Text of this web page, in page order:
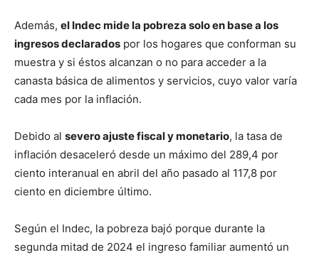
Además, el Indec mide la pobreza solo en base a los
ingresos declarados por los hogares que conforman su
muestra y si éstos alcanzan o no para acceder a la
canasta básica de alimentos y servicios, cuyo valor varía
cada mes por la inflación.
Debido al severo ajuste fiscal y monetario, la tasa de
inflación desaceleró desde un máximo del 289,4 por
ciento interanual en abril del año pasado al 117,8 por
ciento en diciembre último.
Según el Indec, la pobreza bajó porque durante la
segunda mitad de 2024 el ingreso familiar aumentó un